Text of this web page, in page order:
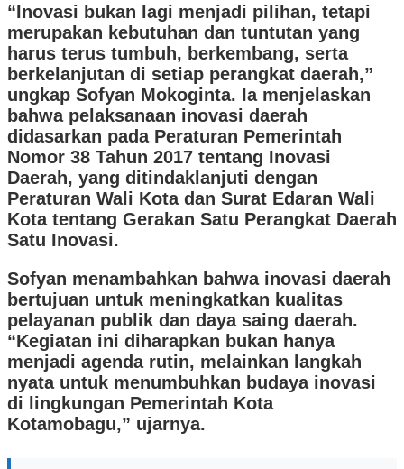
“Inovasi bukan lagi menjadi pilihan, tetapi
merupakan kebutuhan dan tuntutan yang
harus terus tumbuh, berkembang, serta
berkelanjutan di setiap perangkat daerah,”
ungkap Sofyan Mokoginta. Ia menjelaskan
bahwa pelaksanaan inovasi daerah
didasarkan pada Peraturan Pemerintah
Nomor 38 Tahun 2017 tentang Inovasi
Daerah, yang ditindaklanjuti dengan
Peraturan Wali Kota dan Surat Edaran Wali
Kota tentang Gerakan Satu Perangkat Daerah
Satu Inovasi.
Sofyan menambahkan bahwa inovasi daerah
bertujuan untuk meningkatkan kualitas
pelayanan publik dan daya saing daerah.
“Kegiatan ini diharapkan bukan hanya
menjadi agenda rutin, melainkan langkah
nyata untuk menumbuhkan budaya inovasi
di lingkungan Pemerintah Kota
Kotamobagu,” ujarnya.